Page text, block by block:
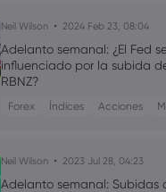
Neil Wilson 2024 Feb 23, 08:04
Adelanto semanal: ¿El Fed
influenciado por la subida
RBNZ?
Forex Índices Acciones
Neil Wilson 2023 Jul 28, 04:23
Adelanto semanal: Subidas